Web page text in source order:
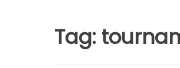
Tag: